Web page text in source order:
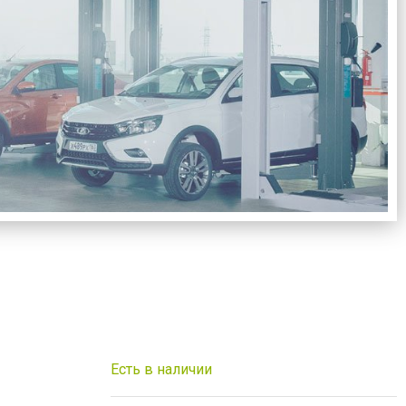
Есть в наличии